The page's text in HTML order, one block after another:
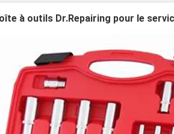
à outils Dr.Repairing pour le